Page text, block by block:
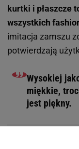
kurtki i płaszcze
wszystkich
imitacja zamszu
potwierdzają
Wysokiej
miękkie,
jest piękny.